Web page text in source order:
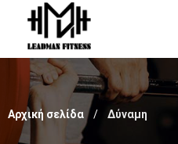
Αρχική σελίδα Δύναμη